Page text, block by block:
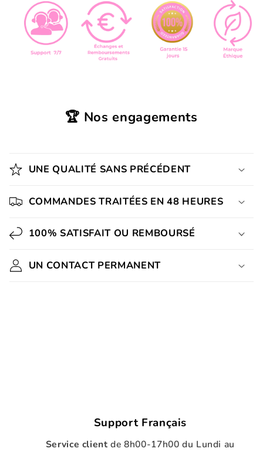
🏆 Nos engagements
UNE QUALITÉ SANS PRÉCÉDENT
COMMANDES TRAITÉES EN 48 HEURES
100% SATISFAIT OU REMBOURSÉ
UN CONTACT PERMANENT
Support Français
Service clientde 8h00-17h00 du Lundi au